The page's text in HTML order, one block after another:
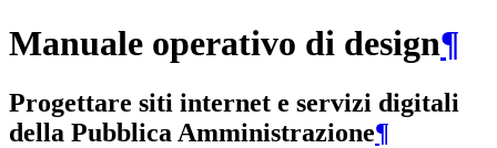
Manuale operativo di design¶
Progettare siti internet e servizi digitali
della Pubblica Amministrazione¶